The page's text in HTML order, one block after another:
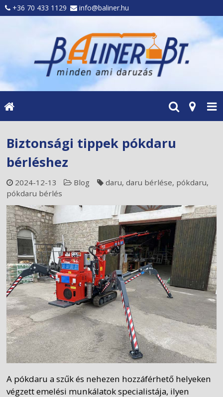
+36 70 433 1129 info@baliner.hu
Biztonsági tippek pókdaru
bérléshez
2024-12-13 Blog daru,daru bérlése, pókdaru,
pókdaru bérlés
A pókdaru a szűk és nehezen hozzáférhető helyeken
végzett emelési munkálatok specialistája, ilyen